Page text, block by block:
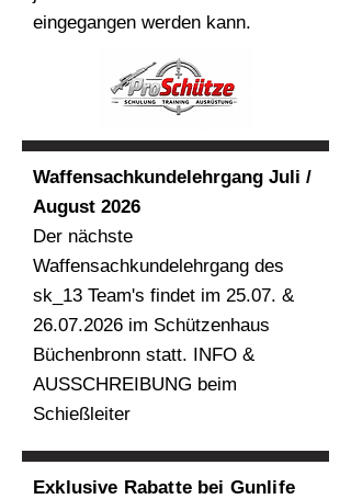
eingegangen werden kann.
Waffensachkundelehrgang Juli /
August 2026
Der nächste
Waffensachkundelehrgang des
sk_13 Team's findet im 25.07. &
26.07.2026 im Schützenhaus
Büchenbronn statt. INFO &
AUSSCHREIBUNG beim
Schießleiter
Exklusive Rabatte bei Gunlife